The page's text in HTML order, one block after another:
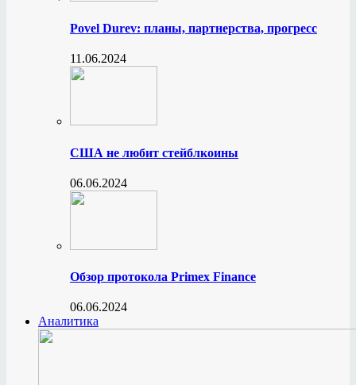
Povel Durev: планы, партнерства, прогресс
11.06.2024
США не любит стейблкоины
06.06.2024
Обзор протокола Primex Finance
06.06.2024
Аналитика